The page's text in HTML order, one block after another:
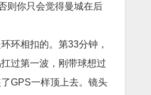
则你只会觉得曼城在后
环相扣的。第33分钟，
过第一波，刚带球想过
GPS一样顶上去。镜头